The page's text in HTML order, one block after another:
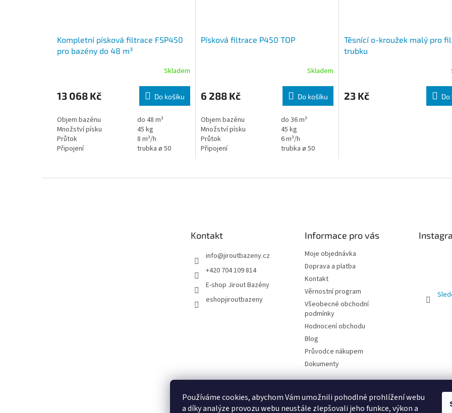
Používáme cookies, abychom Vám umožnili pohodlné prohlížení webu
a díky analýze provozu webu neustále zlepšovali jeho funkce, výkon a
Kompletní písková filtrace FSP450
pro bazény do 48 m³
Skladem
13 068 Kč Do košíku
Objem bazénu
do 48 m³
Množství písku
45 kg
Průtok
8 m³/h
Připojení
trubka ø 50
Písková filtrace P450 TOP
Skladem
6 288 Kč Do košíku
Objem bazénu
do 36 m³
Množství písku
45 kg
Průtok
6 m³/h
Připojení
trubka ø 50
Těsnící o-kroužek malý pro
trubku
23 Kč Do
Kontakt
info@jiroutbazeny.cz
+420 704 109 814
E-shop Jirout Bazény
eshopjiroutbazeny
Informace pro vás
Moje objednávka
Doprava a platba
Kontakt
Věrnostní program
Všeobecné obchodní
podmínky
Hodnocení obchodu
Blog
Průvodce nákupem
Dokumenty